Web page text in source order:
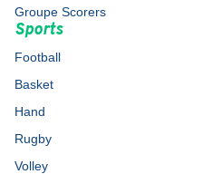
Groupe Scorers
Sports
Football
Basket
Hand
Rugby
Volley